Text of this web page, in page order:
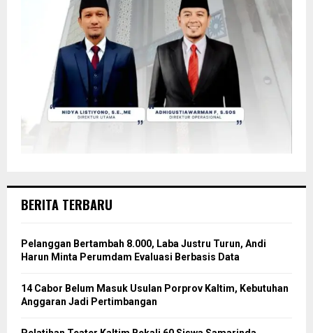
BERITA TERBARU
Pelanggan Bertambah 8.000, Laba Justru Turun, Andi
Harun Minta Perumdam Evaluasi Berbasis Data
14 Cabor Belum Masuk Usulan Porprov Kaltim, Kebutuhan
Anggaran Jadi Pertimbangan